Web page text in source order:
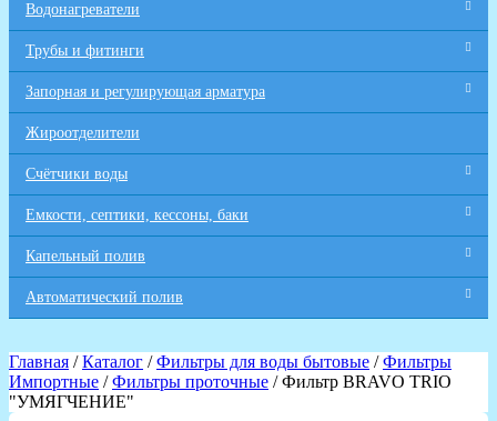
Водонагреватели
Трубы и фитинги
Запорная и регулирующая арматура
Жироотделители
Счётчики воды
Емкости, септики, кессоны, баки
Капельный полив
Автоматический полив
Главная /Каталог /Фильтры для воды бытовые /Фильтры
Импортные /Фильтры проточные / Фильтр BRAVO TRIO
"УМЯГЧЕНИЕ"